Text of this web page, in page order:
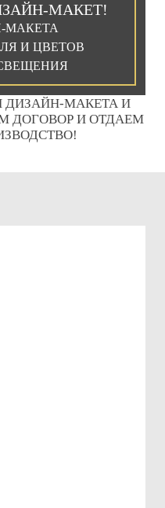
МАКЕТ!
МАКЕТА
И ЦВЕТОВ
ДИЗАЙН-МАКЕТА И
ДОГОВОР И ОТДАЕМ